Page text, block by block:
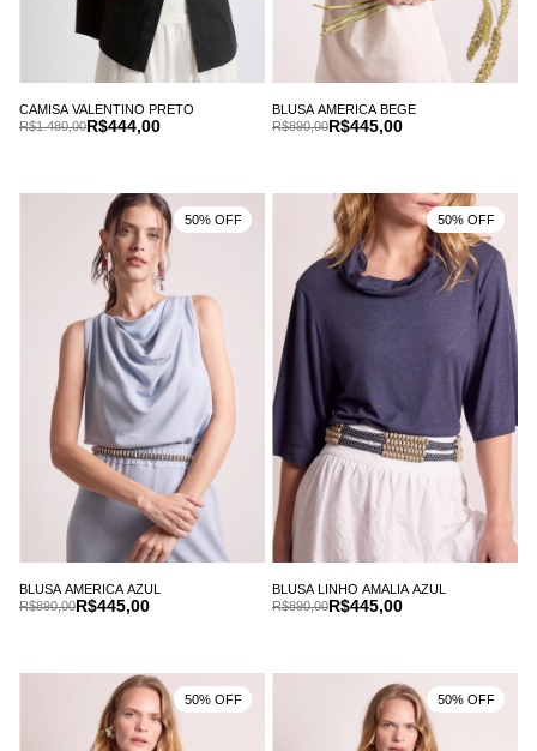
CAMISA VALENTINO PRETO
R$444,00
R$1.480,00
BLUSA AMERICA BEGE
R$445,00
R$890,00
BLUSA AMERICA AZUL
R$445,00
R$890,00
50% OFF
BLUSA LINHO AMALIA AZUL
R$445,00
R$890,00
50% OFF
50% OFF 50% OFF